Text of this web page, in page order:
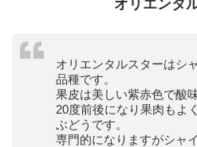
オリエンタ
オリエンタルスターはシ
品種です。
果皮は美しい紫赤色で酸
20度前後になり果肉もよ
ぶどうです。
専門的になりますがシャ